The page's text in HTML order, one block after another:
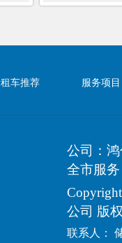
租车推荐
服务项目
公司：
全市服务
公司 版
联系人：